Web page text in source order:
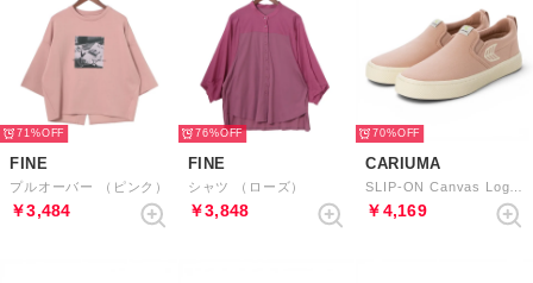
71%
FINE
プルオーバー （ピンク）
￥3,484
76%
FINE
シャツ （ローズ）
￥3,848
70%
CARIUMA
￥4,169